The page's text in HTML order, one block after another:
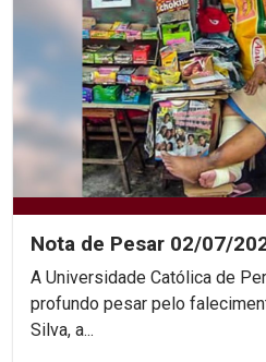
Nota de Pesar 02/07/
A Universidade Católica de
profundo pesar pelo
Silva, a...